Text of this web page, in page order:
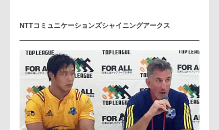
NTTコミュニケーションズシャイニングアークス